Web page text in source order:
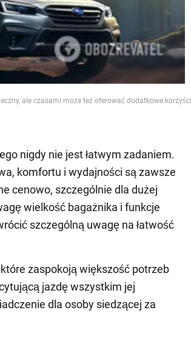
ale czasami może też oferować dodatkowe korzyści
nigdy nie jest łatwym zadaniem.
komfortu i wydajności są zawsze
cenowo, szczególnie dla dużej
wielkość bagażnika i funkcje
szczególną uwagę na łatwość
zaspokoją większość potrzeb
jazdę wszystkim jej
dla osoby siedzącej za